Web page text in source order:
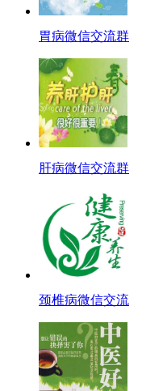
胃病微信交流群
肝病微信交流群
颈椎病微信交流